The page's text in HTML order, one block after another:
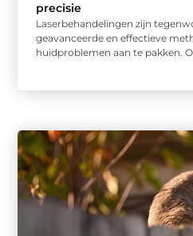
precisie
Laserbehandelingen zijn
geavanceerde en effectieve
huidproblemen aan te pakken.